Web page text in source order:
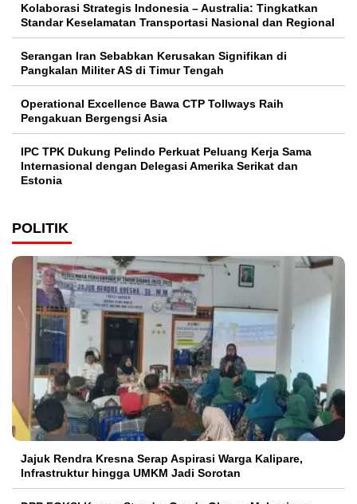
Kolaborasi Strategis Indonesia – Australia: Tingkatkan
Standar Keselamatan Transportasi Nasional dan Regional
Serangan Iran Sebabkan Kerusakan Signifikan di
Pangkalan Militer AS di Timur Tengah
Operational Excellence Bawa CTP Tollways Raih
Pengakuan Bergengsi Asia
IPC TPK Dukung Pelindo Perkuat Peluang Kerja Sama
Internasional dengan Delegasi Amerika Serikat dan
Estonia
POLITIK
Jajuk Rendra Kresna Serap Aspirasi Warga Kalipare,
Infrastruktur hingga UMKM Jadi Sorotan